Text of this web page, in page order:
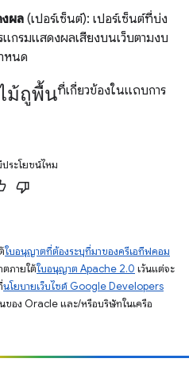
งผล (เปอร์เซ็นต์): เปอร์เซ็นต์ที่บ่ง
กรมแสดงผลเสียงบนเว็บตามงบ
หนด
ม้ถูพื้นที่เกี่ยวข้องในแถบการ
ระโยชน์ไหม
ใบอนุญาตที่ต้องระบุที่มาของครีเอทีฟคอม
ภายใต้ใบอนุญาต Apache 2.0 เว้นแต่จะ
นโยบายเว็บไซต์ Google Developers
ของ Oracle และ/หรือบริษัทในเครือ